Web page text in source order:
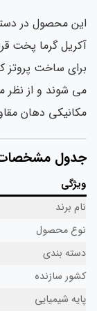
محصول در دسته
گرما پخت
ساخت پروتز
شوند و از نظر
دهان مقاومت
مشخصات
برند
محصول
بندی
سازنده
شیمیایی